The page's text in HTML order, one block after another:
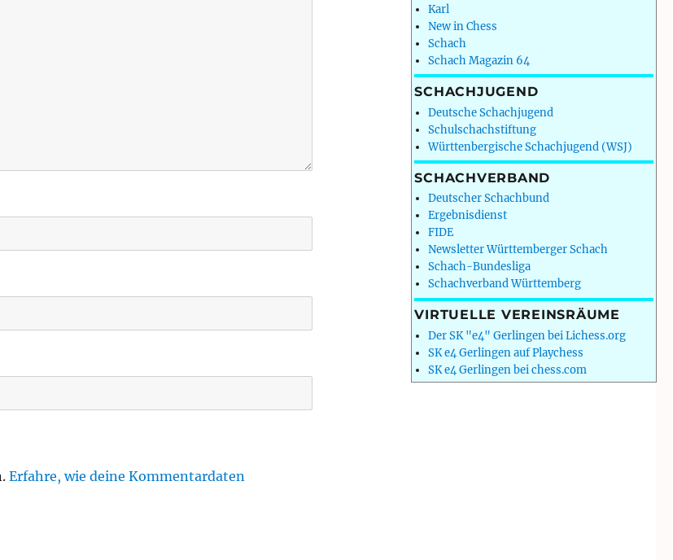
Erfahre, wie deine Kommentardaten
Karl
New in Chess
Schach
Schach Magazin 64
SCHACHJUGEND
Deutsche Schachjugend
Schulschachstiftung
Württenbergische Schachjugend (WSJ)
SCHACHVERBAND
Deutscher Schachbund
Ergebnisdienst
FIDE
Newsletter Württemberger Schach
Schach-Bundesliga
Schachverband Württemberg
VIRTUELLE VEREINSRÄUME
Der SK "e4" Gerlingen bei Lichess.org
SK e4 Gerlingen auf Playchess
SK e4 Gerlingen bei chess.com